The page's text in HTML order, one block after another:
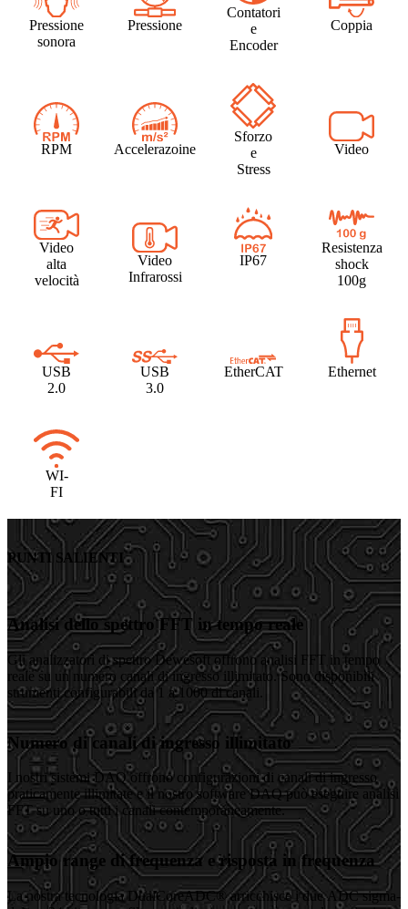
Pressione
sonora
Pressione
Contatori
e
Encoder
Coppia
RPM Accelerazoine
Sforzo
e
Stress
Video
Video
alta
velocità
Video
Infrarossi
IP67
Resistenza
shock
100g
USB
2.0
USB
3.0
EtherCAT Ethernet
WI-
FI
PUNTI SALIENTI
Analisi dello spettro FFT in tempo reale
Gli analizzatori di spettro Dewesoft offrono analisi FFT in tempo
reale su un numero canali di ingresso illimitato. Sono disponibili
strumenti configurabili da 1 a 1000 di canali.
Numero di canali di ingresso illimitato
I nostri sistemi DAQ offrono configurazioni di canali di ingresso
praticamente illimitate e il nostro software DAQ può eseguire analisi
FFT su uno o tutti i canali contemporaneamente.
Ampio range di frequenza e risposta in frequenza
La nostra tecnologia DualCoreADC® arricchisce i due ADC sigma-